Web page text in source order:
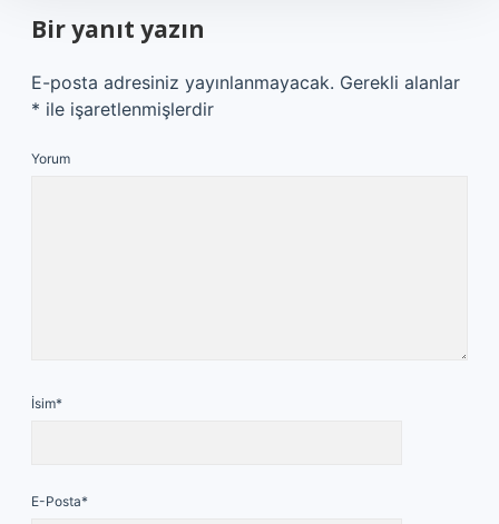
Bir yanıt yazın
E-posta adresiniz yayınlanmayacak. Gerekli alanlar
* ile işaretlenmişlerdir
Yorum
İsim*
E-Posta*